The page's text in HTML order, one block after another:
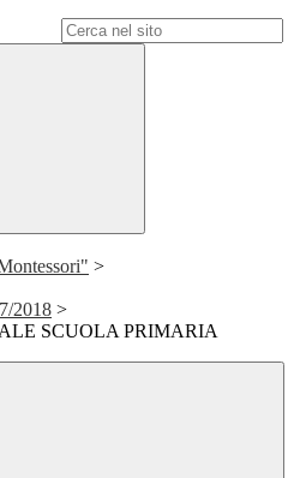
>
2018 >
SCUOLA PRIMARIA